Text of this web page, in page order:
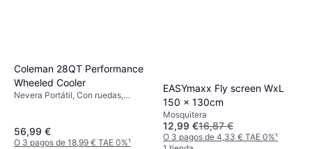
Coleman 28QT Performance
Wheeled Cooler
Nevera Portátil, Con ruedas,
56,99 €
O 3 pagos de 18,99 € TAE 0%¹
EASYmaxx Fly screen WxL
150 x 130cm
Mosquitera
12,99 €16,87 €
O 3 pagos de 4,33 € TAE 0%¹